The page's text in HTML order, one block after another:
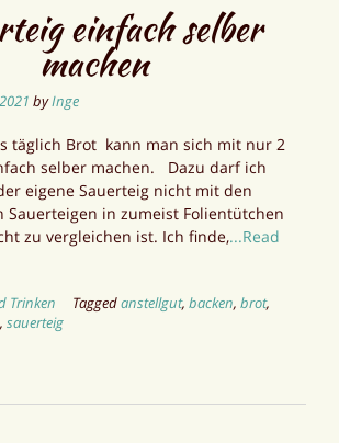
einfach selber
machen
byInge
täglich Brot kann man sich mit nur 2
selber machen. Dazu darf ich
eigene Sauerteig nicht mit den
Sauerteigen in zumeist Folientütchen
zu vergleichen ist. Ich finde,...Read
Trinken Taggedanstellgut, backen, brot,
, sauerteig